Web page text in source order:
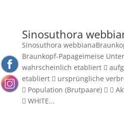
Sinosuthora
Sinosuthora
Braunkopf-Papageimeise
wahrscheinlich etabliert 
etabliert  ursprüngliche
 Population (Brutpaare)  
 WHITE...